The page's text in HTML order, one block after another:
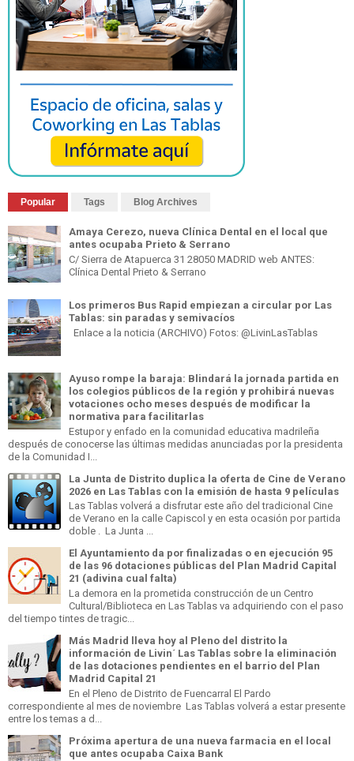
Popular Tags Blog Archives
Amaya Cerezo, nueva Clínica Dental en el local que
antes ocupaba Prieto & Serrano
C/ Sierra de Atapuerca 31 28050 MADRID web ANTES:
Clínica Dental Prieto & Serrano
Los primeros Bus Rapid empiezan a circular por Las
Tablas: sin paradas y semivacíos
Enlace a la noticia (ARCHIVO) Fotos: @LivinLasTablas
Ayuso rompe la baraja: Blindará la jornada partida en
los colegios públicos de la región y prohibirá nuevas
votaciones ocho meses después de modificar la
normativa para facilitarlas
Estupor y enfado en la comunidad educativa madrileña
después de conocerse las últimas medidas anunciadas por la presidenta
de la Comunidad I...
La Junta de Distrito duplica la oferta de Cine de Verano
2026 en Las Tablas con la emisión de hasta 9 películas
Las Tablas volverá a disfrutar este año del tradicional Cine
de Verano en la calle Capiscol y en esta ocasión por partida
doble . La Junta ...
El Ayuntamiento da por finalizadas o en ejecución 95
de las 96 dotaciones públicas del Plan Madrid Capital
21 (adivina cual falta)
La demora en la prometida construcción de un Centro
Cultural/Biblioteca en Las Tablas va adquiriendo con el paso
del tiempo tintes de tragic...
Más Madrid lleva hoy al Pleno del distrito la
información de Livin´ Las Tablas sobre la eliminación
de las dotaciones pendientes en el barrio del Plan
Madrid Capital 21
En el Pleno de Distrito de Fuencarral El Pardo
correspondiente al mes de noviembre Las Tablas volverá a estar presente
entre los temas a d...
Próxima apertura de una nueva farmacia en el local
que antes ocupaba Caixa Bank